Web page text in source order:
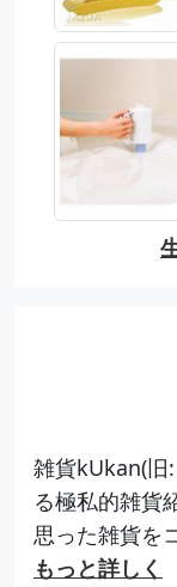
雑貨kUkan(旧
る極私的雑貨
思った雑貨を
もっと詳しく